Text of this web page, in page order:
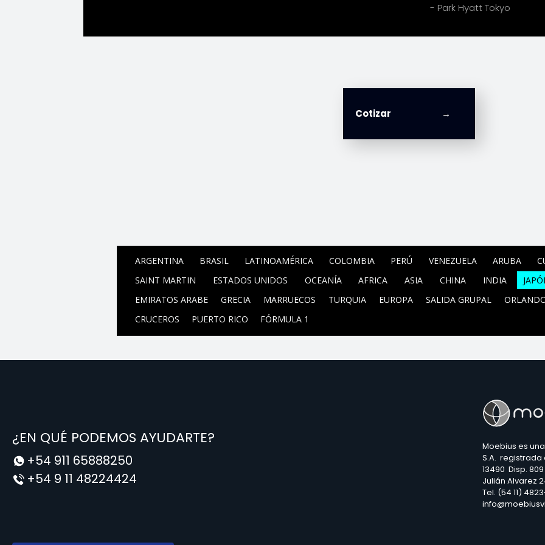
- Park Hyatt Tokyo
Cotizar
ARGENTINA BRASIL LATINOAMÉRICA COLOMBIA PERÚ VENEZUELA ARUBA
SAINT MARTIN
ESTADOS UNIDOS OCEANÍA AFRICA ASIA CHINA INDIA
EMIRATOS ARABE
GRECIA MARRUECOS TURQUIA EUROPA SALIDA GRUPAL
CRUCEROS
PUERTO RICO FÓRMULA 1
¿EN QUÉ PODEMOS AYUDARTE?
+54 911 65888250
+54 9 11 48224424
Moebius es
S.A. registrada
13490 Disp. 809
Julián Alvarez
Tel. (54 11)